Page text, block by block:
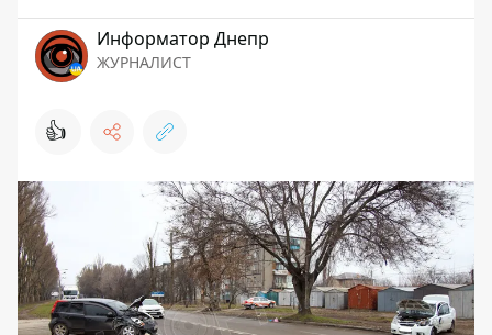
Информатор Днепр
ЖУРНАЛИСТ
👍